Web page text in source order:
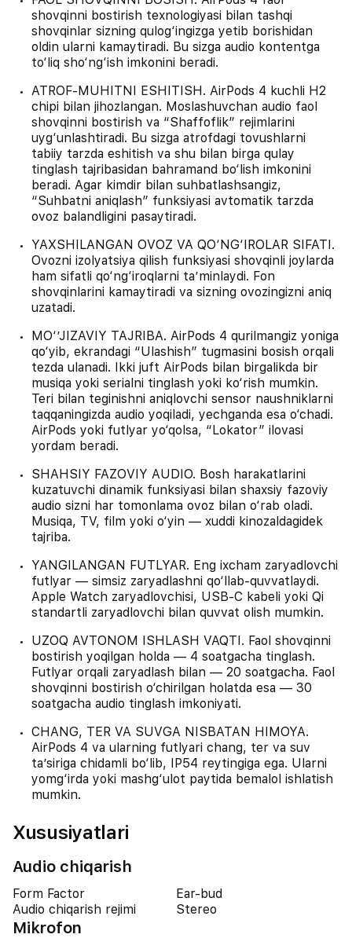
shovqinni bostirish texnologiyasi bilan tashqi
shovqinlar sizning qulog‘ingizga yetib borishidan
oldin ularni kamaytiradi. Bu sizga audio kontentga
to‘liq sho‘ng‘ish imkonini beradi.
ATROF-MUHITNI ESHITISH. AirPods 4 kuchli H2
chipi bilan jihozlangan. Moslashuvchan audio faol
shovqinni bostirish va “Shaffoflik” rejimlarini
uyg‘unlashtiradi. Bu sizga atrofdagi tovushlarni
tabiiy tarzda eshitish va shu bilan birga qulay
tinglash tajribasidan bahramand bo‘lish imkonini
beradi. Agar kimdir bilan suhbatlashsangiz,
“Suhbatni aniqlash” funksiyasi avtomatik tarzda
ovoz balandligini pasaytiradi.
YAXSHILANGAN OVOZ VA QO‘NG‘IROLAR SIFATI.
Ovozni izolyatsiya qilish funksiyasi shovqinli joylarda
ham sifatli qo‘ng‘iroqlarni ta’minlaydi. Fon
shovqinlarini kamaytiradi va sizning ovozingizni aniq
uzatadi.
MO‘’JIZAVIY TAJRIBA. AirPods 4 qurilmangiz yoniga
qo‘yib, ekrandagi “Ulashish” tugmasini bosish orqali
tezda ulanadi. Ikki juft AirPods bilan birgalikda bir
musiqa yoki serialni tinglash yoki ko‘rish mumkin.
Teri bilan teginishni aniqlovchi sensor naushniklarni
taqqaningizda audio yoqiladi, yechganda esa o‘chadi.
AirPods yoki futlyar yo‘qolsa, “Lokator” ilovasi
yordam beradi.
SHAHSIY FAZOVIY AUDIO. Bosh harakatlarini
kuzatuvchi dinamik funksiyasi bilan shaxsiy fazoviy
audio sizni har tomonlama ovoz bilan o‘rab oladi.
Musiqa, TV, film yoki o‘yin — xuddi kinozaldagidek
tajriba.
YANGILANGAN FUTLYAR. Eng ixcham zaryadlovchi
futlyar — simsiz zaryadlashni qo‘llab-quvvatlaydi.
Apple Watch zaryadlovchisi, USB‑C kabeli yoki Qi
standartli zaryadlovchi bilan quvvat olish mumkin.
UZOQ AVTONOM ISHLASH VAQTI. Faol shovqinni
bostirish yoqilgan holda — 4 soatgacha tinglash.
Futlyar orqali zaryadlash bilan — 20 soatgacha. Faol
shovqinni bostirish o‘chirilgan holatda esa — 30
soatgacha audio tinglash imkoniyati.
CHANG, TER VA SUVGA NISBATAN HIMOYA.
AirPods 4 va ularning futlyari chang, ter va suv
ta’siriga chidamli bo‘lib, IP54 reytingiga ega. Ularni
yomg‘irda yoki mashg‘ulot paytida bemalol ishlatish
mumkin.
Xususiyatlari
Audio chiqarish
Form Factor
Ear-bud
Audio chiqarish rejimi
Stereo
Mikrofon